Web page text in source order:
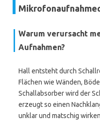
Warum verursacht
Aufnahmen?
Hall entsteht durch
Flächen wie Wänden,
Schallabsorber wird der
erzeugt so einen
unklar und matschig